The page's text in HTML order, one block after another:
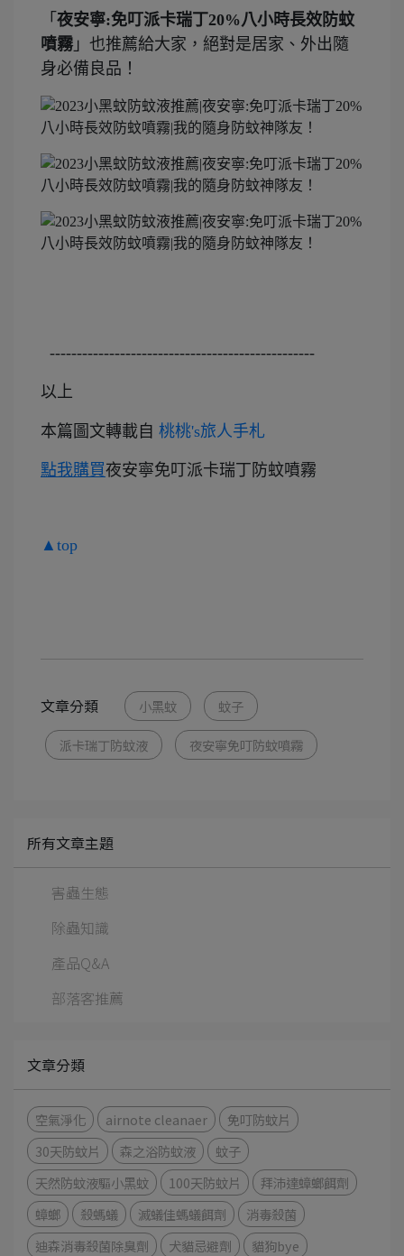
「 夜安寧:免叮派卡瑞丁20%八小時長效防蚊
噴霧 」也推薦給大家，絕對是居家、外出隨
身必備良品！
-------------------------------------------------
以上
本篇圖文轉載自 桃桃's旅人手札
點我購買夜安寧免叮派卡瑞丁防蚊噴霧
▲top
文章分類 小黑蚊 蚊子
派卡瑞丁防蚊液 夜安寧免叮防蚊噴霧
所有文章主題
害蟲生態
除蟲知識
產品Q&A
部落客推薦
文章分類
空氣淨化 airnote cleanaer
免叮防蚊片
30天防蚊片
森之浴防蚊液
蚊子
天然防蚊液驅小黑蚊
100天防蚊片
拜沛達蟑螂餌劑
蟑螂
殺螞蟻 滅蟻佳螞蟻餌劑
消毒殺菌
迪森消毒殺菌除臭劑
犬貓忌避劑
貓狗bye